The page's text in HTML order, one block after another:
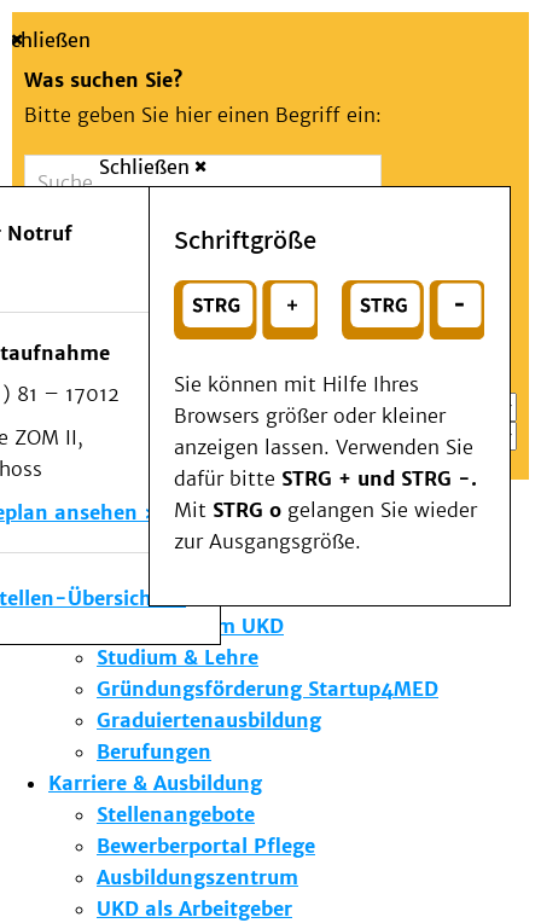
Suche
Schließen
Was suchen Sie?
Bitte geben Sie hier einen Begriff ein:
Suchen
oder
Wählen Sie ein Thema für Ihren Schnelleinstieg
Notfall
Schließen
Notruf
81 – 17012
ZOM II,
ansehen
Übersicht
Schriftgröße
Sie können mit Hilfe Ihres
Browsers größer oder kleiner
anzeigen lassen. Verwenden Sie
dafür bitte STRG + und STRG -.
Mit STRG o gelangen Sie wieder
zur Ausgangsgröße.
Menü
Patienten & Besucher
Kliniken/Institute/Zentren
Als Patient am UKD
Beratung und Unterstützung
Veranstaltungen
Kommunikation im Medizinwesen (KIM)
Notfall
Forschung & Lehre
Die Institute des UKD
Forschung am UKD
Studium & Lehre
Gründungsförderung Startup4MED
Graduiertenausbildung
Berufungen
Karriere & Ausbildung
Stellenangebote
Bewerberportal Pflege
Ausbildungszentrum
UKD als Arbeitgeber